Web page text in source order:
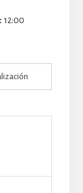
12:00